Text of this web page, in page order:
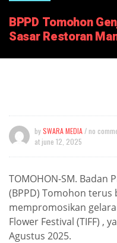
BPPD Tomohon
Sasar Restoran
bySWARA MEDIA / no
at june 12, 2025
TOMOHON-SM. Badan
(BPPD) Tomohon
mempromosikan
Flower Festival (TIFF) ,
Agustus 2025.